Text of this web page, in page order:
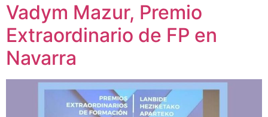
Vadym Mazur, Premio
Extraordinario de FP en
Navarra